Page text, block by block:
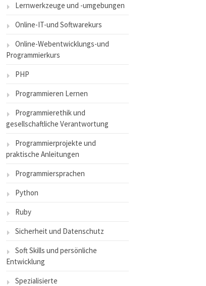
Lernwerkzeuge und -umgebungen
Online-IT-und Softwarekurs
Online-Webentwicklungs-und
Programmierkurs
PHP
Programmieren Lernen
Programmierethik und
gesellschaftliche Verantwortung
Programmierprojekte und
praktische Anleitungen
Programmiersprachen
Python
Ruby
Sicherheit und Datenschutz
Soft Skills und persönliche
Entwicklung
Spezialisierte